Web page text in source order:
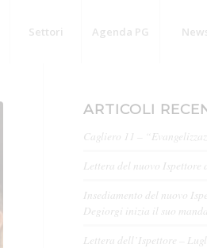
Settori Agenda PG
ARTICOLI
Cagliero 11 –
Lettera del nuovo
Insediamento del nuovo
Degiorgi inizia il suo
Lettera dell’Ispettore –